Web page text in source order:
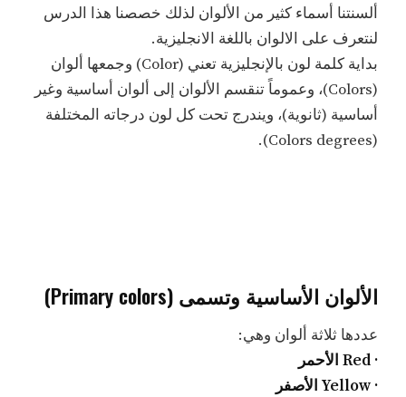
ألسنتنا أسماء كثير من الألوان لذلك خصصنا هذا الدرس
لنتعرف على الالوان باللغة الانجليزية.
بداية كلمة لون بالإنجليزية تعني (Color) وجمعها ألوان
(Colors)، وعموماً تنقسم الألوان إلى ألوان أساسية وغير
أساسية (ثانوية)، ويندرج تحت كل لون درجاته المختلفة
(Colors degrees).
الألوان الأساسية وتسمى (Primary colors)
عددها ثلاثة ألوان وهي:
· Red الأحمر
· Yellow الأصفر